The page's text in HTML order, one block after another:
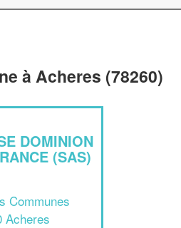
à Acheres (78260)
DOMINION
(SAS)
Communes
Acheres